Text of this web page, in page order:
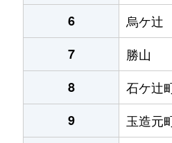
6
烏ケ辻
7
勝山
8
石ケ辻
9
玉造元